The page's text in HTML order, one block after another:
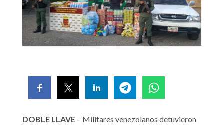
DOBLE LLAVE – Militares venezolanos detuvieron